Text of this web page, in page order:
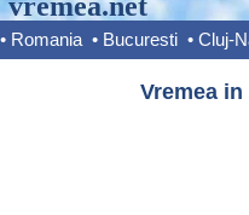
• Romania • Bucuresti • Cluj-
Vremea